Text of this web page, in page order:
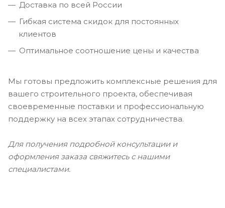
Доставка по всей России
Гибкая система скидок для постоянных
клиентов
Оптимальное соотношение цены и качества
Мы готовы предложить комплексные решения для
вашего строительного проекта, обеспечивая
своевременные поставки и профессиональную
поддержку на всех этапах сотрудничества.
Для получения подробной консультации и
оформления заказа свяжитесь с нашими
специалистами.